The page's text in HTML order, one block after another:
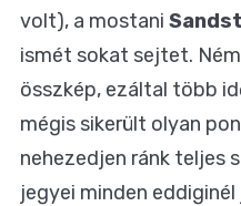
volt), a mostani
ismét sokat sejtet.
összkép, ezáltal több
mégis sikerült olyan
nehezedjen ránk teljes
jegyei minden